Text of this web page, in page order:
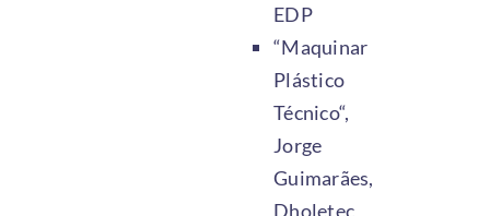
EDP
“Maquinar
Plástico
Técnico“,
Jorge
Guimarães,
Dholetec